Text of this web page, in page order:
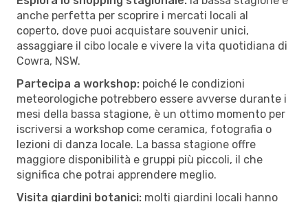
anche perfetta per scoprire i mercati locali al
coperto, dove puoi acquistare souvenir unici,
assaggiare il cibo locale e vivere la vita quotidiana di
Cowra, NSW.
Partecipa a workshop: poiché le condizioni
meteorologiche potrebbero essere avverse durante i
mesi della bassa stagione, è un ottimo momento per
iscriversi a workshop come ceramica, fotografia o
lezioni di danza locale. La bassa stagione offre
maggiore disponibilità e gruppi più piccoli, il che
significa che potrai apprendere meglio.
Visita giardini botanici: molti giardini locali hanno